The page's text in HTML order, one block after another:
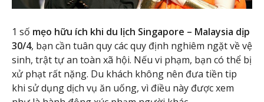
1 số mẹo hữu ích khi du lịch Singapore – Malaysia dịp
30/4, bạn cần tuân quy các quy định nghiêm ngặt về vệ
sinh, trật tự an toàn xã hội. Nếu vi phạm, bạn có thể bị
xử phạt rất nặng. Du khách không nên đưa tiền tip
khi sử dụng dịch vụ ăn uống, vì điều này được xem